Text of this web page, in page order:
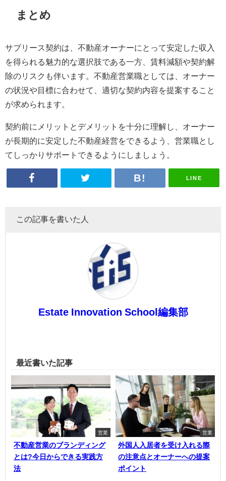
まとめ
サブリース契約は、不動産オーナーにとって安定した収入
を得られる魅力的な選択肢である一方、賃料減額や契約解
除のリスクも伴います。不動産営業職としては、オーナー
の状況や目標に合わせて、適切な契約内容を提案すること
が求められます。
契約前にメリットとデメリットを十分に理解し、オーナー
が長期的に安定した不動産経営をできるよう、営業職とし
てしっかりサポートできるようにしましょう。
LINE
この記事を書いた人
Estate Innovation School編集部
最近書いた記事
営業
不動産営業のブランディング
とは?今日からできる実践方
法
営業
外国人入居者を受け入れる際
の注意点とオーナーへの提案
ポイント